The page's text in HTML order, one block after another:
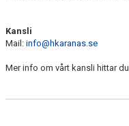
Kansli
Mail: info@hkaranas.se
Mer info om vårt kansli hittar du